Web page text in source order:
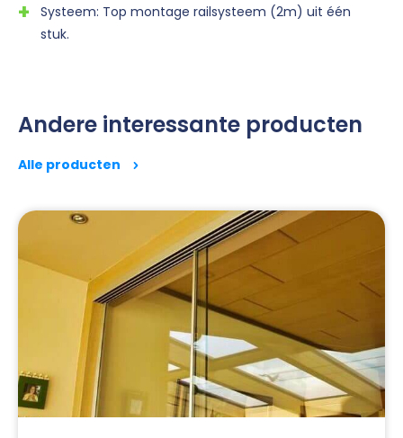
Systeem: Top montage railsysteem (2m) uit één
stuk.
Andere interessante producten
Alle producten